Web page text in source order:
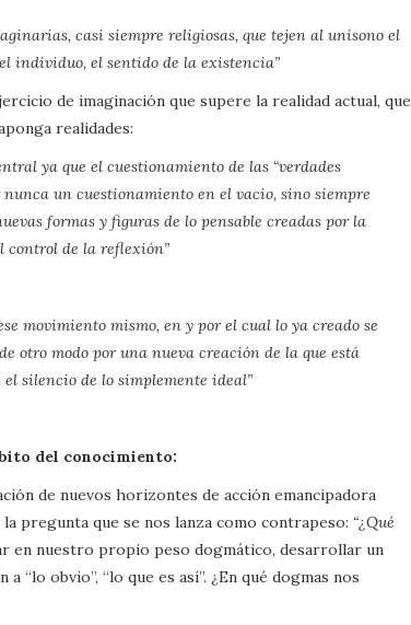
casi siempre religiosas, que tejen al unísono el
individuo, el sentido de la existencia”
de imaginación que supere la realidad actual, que
realidades:
ya que el cuestionamiento de las “verdades
nunca un cuestionamiento en el vacio, sino siempre
formas y figuras de lo pensable creadas por la
de la reflexión”
movimiento mismo, en y por el cual lo ya creado se
otro modo por una nueva creación de la que está
silencio de lo simplemente ideal”
del conocimiento:
de nuevos horizontes de acción emancipadora
pregunta que se nos lanza como contrapeso: “¿Qué
en nuestro propio peso dogmático, desarrollar un
“lo obvio”, “lo que es así”. ¿En qué dogmas nos